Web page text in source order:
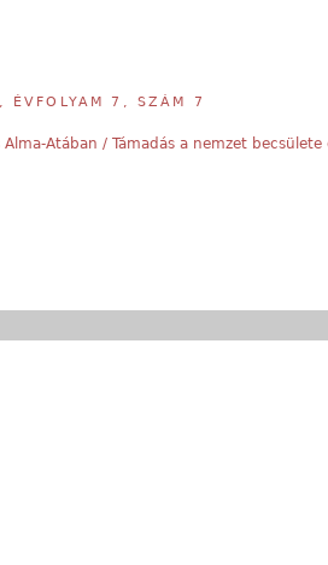
ÉVFOLYAM 7, SZÁM 7
Atában / Támadás a nemzet becsülete